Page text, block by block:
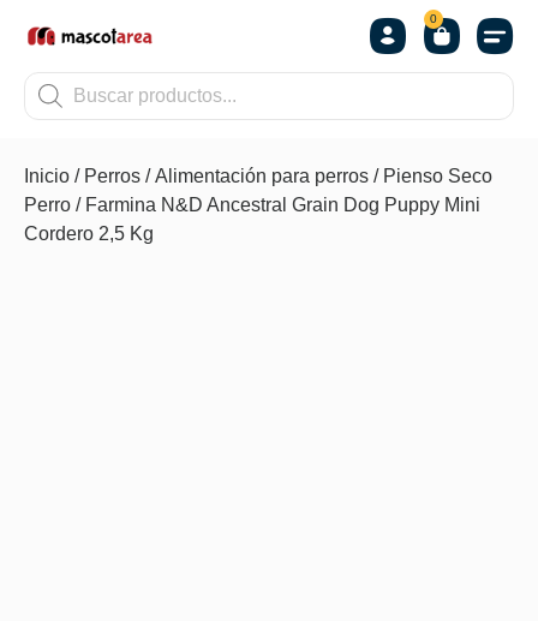
0
Inicio / Perros /Alimentación para perros / Pienso Seco
Perro / Farmina N&D Ancestral Grain Dog Puppy Mini
Cordero 2,5 Kg